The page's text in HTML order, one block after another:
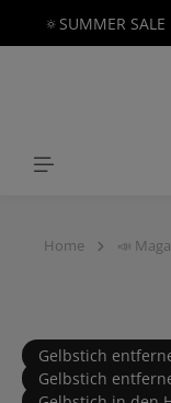
springen
🔅SUMMER
Home 📣
Gelbstich
Gelbstich